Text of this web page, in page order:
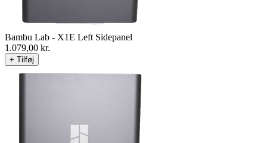
Bambu Lab - X1E Left Sidepanel
1.079,00 kr.
+ Tilføj